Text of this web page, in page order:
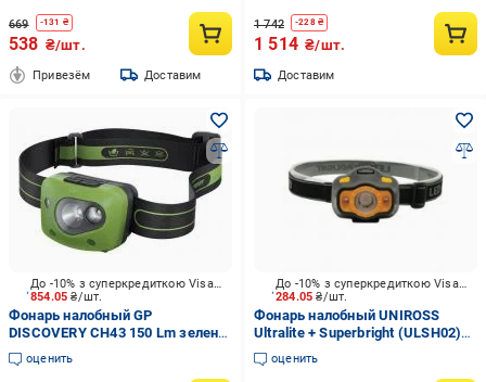
669 -131 ₴
538 ₴/шт.
Привезём Доставим
1 742 -228₴
1 514 ₴/шт.
Доставим
854.05₴/шт.
До -10% з суперкредиткою Visa Вигода
Фонарь налобный GP
DISCOVERY CH43 150 Lm зелено-
черный
оценить
284.05₴/шт.
До -10% з суперкредиткою Visa Вигода
Фонарь налобный UNIROSS
Ultralite + Superbright (ULSH02)
90 Lm черный
оценить